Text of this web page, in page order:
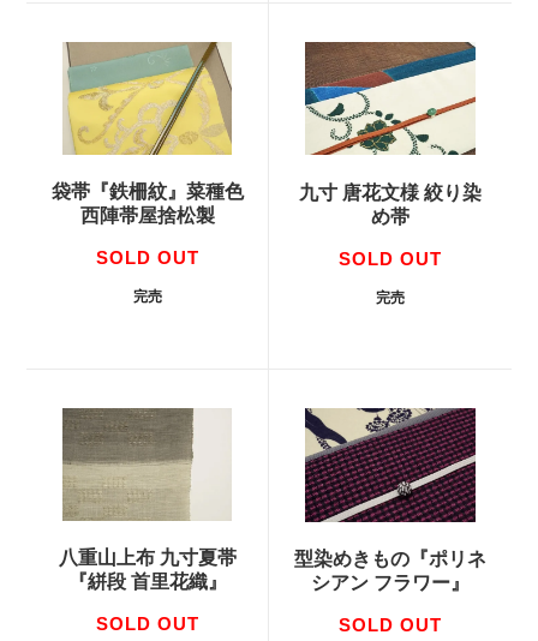
袋帯『鉄柵紋』菜種色
西陣帯屋捨松製
SOLD OUT
完売
九寸 唐花文様 絞り染
め帯
SOLD OUT
完売
八重山上布 九寸夏帯
『絣段 首里花織』
SOLD OUT
型染めきもの『ポリネ
シアン フラワー』
SOLD OUT